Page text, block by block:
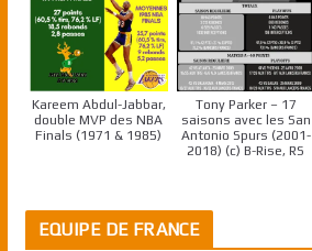
Kareem Abdul-Jabbar,
double MVP des NBA
Finals (1971 & 1985)
Tony Parker – 17
saisons avec les San
Antonio Spurs (2001-
2018) (c) B-Rise, RS
EQUIPE DE FRANCE